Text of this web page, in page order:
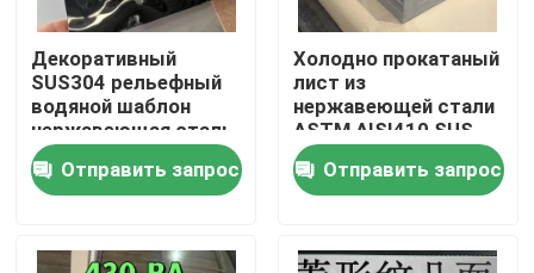
Домой
Продукты
Видеозаписи
Декоративный
SUS304 рельефный
водяной шаблон
нержавеющая сталь
для архитектурных
наружных
Отправить запрос
Холодно прокатаный
лист из
нержавеющей стали
ASTM AISI410 SUS
410 с полированной
поверхностью BA
0,8*1220*2440
Отправить запрос